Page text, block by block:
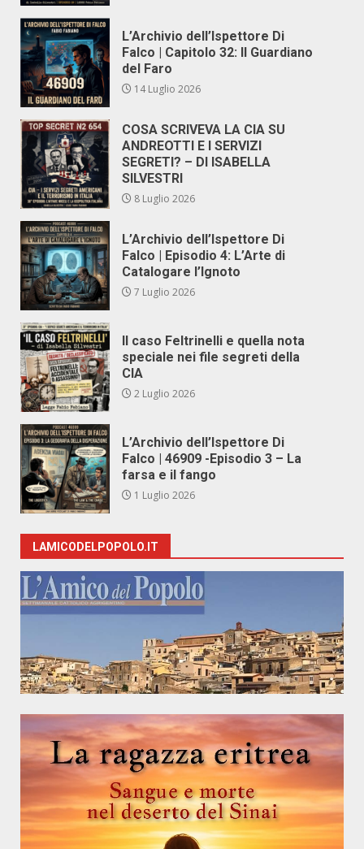
L’Archivio dell’Ispettore Di
Falco | Capitolo 32: Il Guardiano
del Faro
14 Luglio 2026
COSA SCRIVEVA LA CIA SU
ANDREOTTI E I SERVIZI
SEGRETI? – DI ISABELLA
SILVESTRI
8 Luglio 2026
L’Archivio dell’Ispettore Di
Falco | Episodio 4: L’Arte di
Catalogare l’Ignoto
7 Luglio 2026
Il caso Feltrinelli e quella nota
speciale nei file segreti della
CIA
2 Luglio 2026
L’Archivio dell’Ispettore Di
Falco | 46909 -Episodio 3 – La
farsa e il fango
1 Luglio 2026
LAMICODELPOPOLO.IT